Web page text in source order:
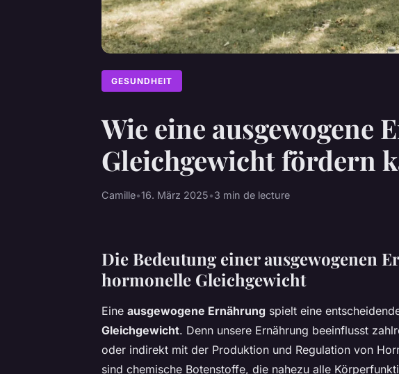
GESUNDHEIT
Wie eine ausgewogene
Gleichgewicht fördern
Camille•16. März 2025•3 min de lecture
Die Bedeutung einer ausgewogenen
hormonelle Gleichgewicht
Eine ausgewogene Ernährung spielt eine
Gleichgewicht. Denn unsere Ernährung beeinflusst
oder indirekt mit der Produktion und Regulation von
sind chemische Botenstoffe, die nahezu alle